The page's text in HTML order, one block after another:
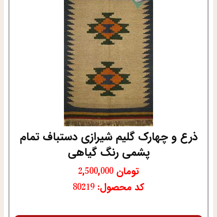
ذرع و چهارک گلیم شیرازی دستباف تمام
پشمی رنگ گیاهی
تومان
کد محصول: 80219